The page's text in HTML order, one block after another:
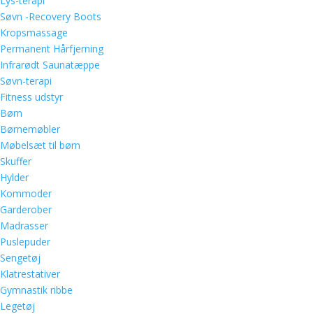
Søvn -Recovery Boots
Kropsmassage
Permanent Hårfjerning
Infrarødt Saunatæppe
Søvn-terapi
Fitness udstyr
Børn
Børnemøbler
Møbelsæt til børn
Skuffer
Hylder
Kommoder
Garderober
Madrasser
Puslepuder
Sengetøj
Klatrestativer
Gymnastik ribbe
Legetøj